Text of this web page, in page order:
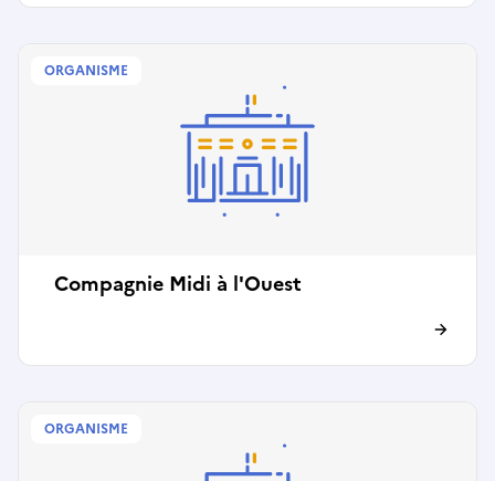
Compagnie Midi à l'Ouest
ORGANISME
ORGANISME